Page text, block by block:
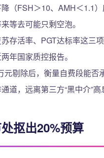
（FSH＞10、AMH＜1.1
等去可能只剩空泡。
存活率、PGT达标率这三
年国家质控报告。
元剔除后，衡量自费段能否
道，远离第三方“黑中介”高
抠出20%预算